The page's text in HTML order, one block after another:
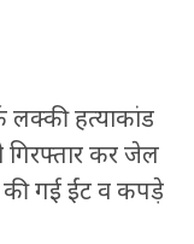
लक्की हत्याकांड
गिरफ्तार कर जेल
की गई ईंट व कपड़े